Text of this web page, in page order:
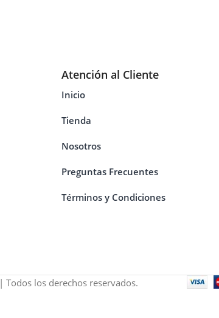
Atención al Cliente
Inicio
Tienda
Nosotros
Preguntas Frecuentes
Términos y Condiciones
| Todos los derechos reservados.